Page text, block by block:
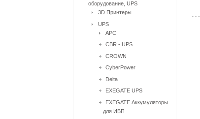
оборудование, UPS
3D Принтеры
UPS
APC
CBR - UPS
CROWN
CyberPower
Delta
EXEGATE UPS
EXEGATE Аккумуляторы
для ИБП